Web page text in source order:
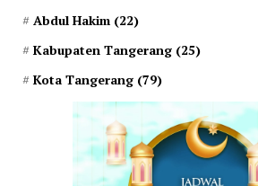
Abdul Hakim (22)
Kabupaten Tangerang (25)
Kota Tangerang (79)